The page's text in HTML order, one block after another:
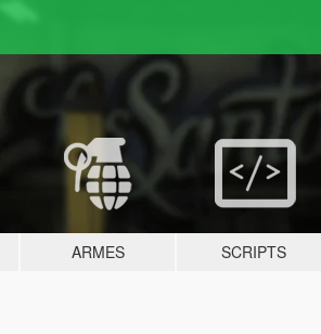
ARMES SCRIPTS